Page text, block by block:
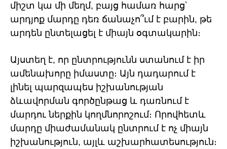
միշտ կա մի մեղմ, բայց համառ հարց՝
արդյոք մարդը դեռ ճանաչո՞ւմ է բարին, թե
արդեն ընտելացել է միայն օգտակարին։
Այստեղ է, որ ընտրությունն ստանում է իր
ամենախորը իմաստը։ Այն դադարում է
լինել պարզապես իշխանության
ձևավորման գործընթաց և դառնում է
մարդու ներքին կողմնորոշում։ Որովհետև
մարդը միաժամանակ ընտրում է ոչ միայն
իշխանություն, այլև աշխարհատեսություն։